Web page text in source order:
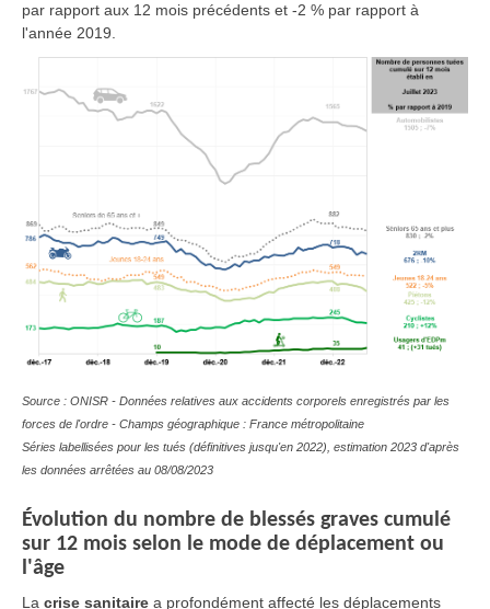
par rapport aux 12 mois précédents et -2 % par rapport à
l'année 2019.
Source : ONISR - Données relatives aux accidents corporels enregistrés par les
forces de l'ordre - Champs géographique : France métropolitaine
Séries labellisées pour les tués (définitives jusqu'en 2022), estimation 2023 d'après
les données arrêtées au 08/08/2023
Évolution du nombre de blessés graves cumulé
sur 12 mois selon le mode de déplacement ou
l'âge
La crise sanitaire a profondément affecté les déplacements